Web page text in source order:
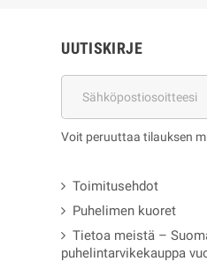
UUTISKIRJE
Voit peruuttaa tilauksen
Toimitusehdot
Puhelimen kuoret
Tietoa meistä –
puhelintarvikekauppa